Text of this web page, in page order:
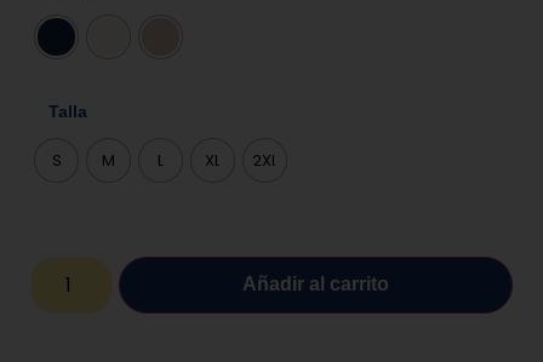
Talla
S M L XL 2XL
Añadir al carrito